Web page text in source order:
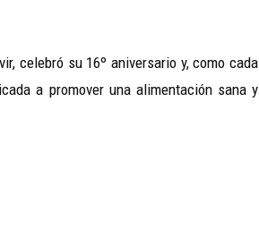
celebró su 16º aniversario y, como cada
a promover una alimentación sana y